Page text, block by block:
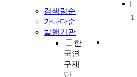
검색량순
가나다순
발행기관
한
국연
구재
단
1